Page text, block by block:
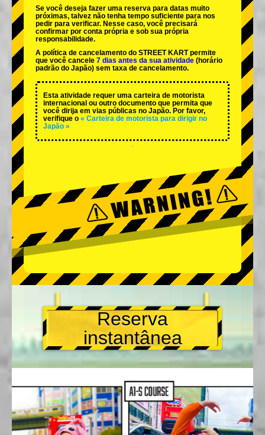
Se você deseja fazer uma reserva para datas muito
próximas, talvez não tenha tempo suficiente para nos
pedir para verificar. Nesse caso, você precisará
confirmar por conta própria e sob sua própria
responsabilidade.
A política de cancelamento do STREET KART permite
que você cancele 7 dias antes da sua atividade (horário
padrão do Japão) sem taxa de cancelamento.
Esta atividade requer uma carteira de motorista
internacional ou outro documento que permita que
você dirija em vias públicas no Japão. Por favor,
verifique o « Carteira de motorista para dirigir no
Japão »
Reserva
instantânea